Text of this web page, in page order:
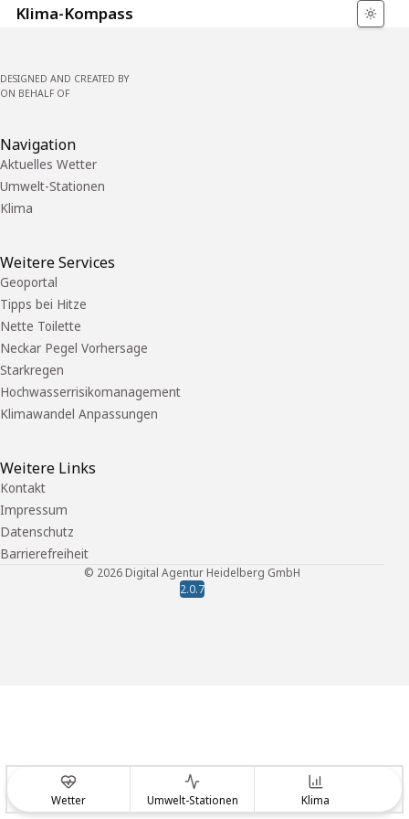
Klima-Kompass
DESIGNED AND CREATED BY
ON BEHALF OF
Navigation
Aktuelles Wetter
Umwelt-Stationen
Klima
Weitere Services
Geoportal
Tipps bei Hitze
Nette Toilette
Neckar Pegel Vorhersage
Starkregen
Hochwasserrisikomanagement
Klimawandel Anpassungen
Weitere Links
Kontakt
Impressum
Datenschutz
Barrierefreiheit
© 2026 Digital Agentur Heidelberg GmbH
2.0.7
Wetter Umwelt-Stationen Klima